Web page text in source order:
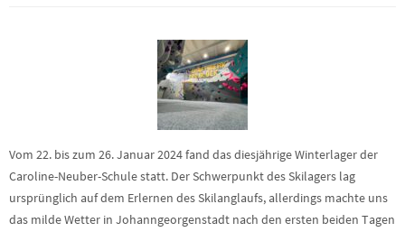
Vom 22. bis zum 26. Januar 2024 fand das diesjährige Winterlager der
Caroline-Neuber-Schule statt. Der Schwerpunkt des Skilagers lag
ursprünglich auf dem Erlernen des Skilanglaufs, allerdings machte uns
das milde Wetter in Johanngeorgenstadt nach den ersten beiden Tagen